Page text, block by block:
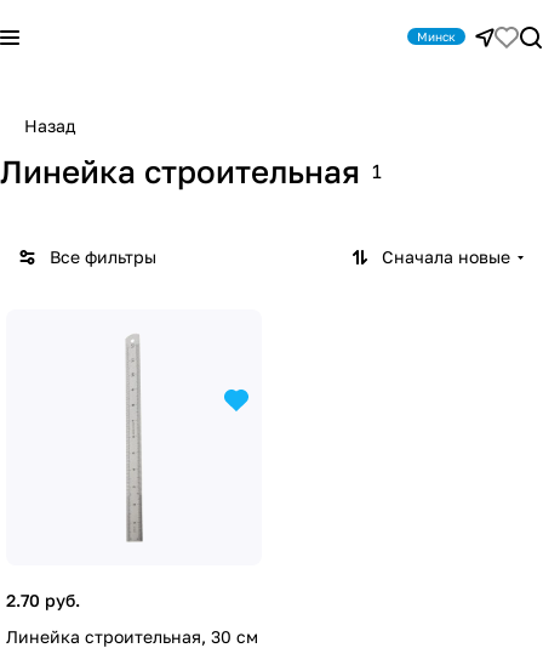
Минск
Назад
Линейка строительная 1
Все фильтры Сначала новые
2.70 руб.
Линейка строительная, 30 см